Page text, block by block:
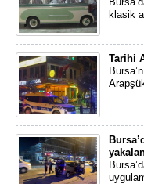
klasik
Tarihi